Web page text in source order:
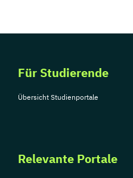
Für Studierende
Übersicht Studienportale
Relevante Portale